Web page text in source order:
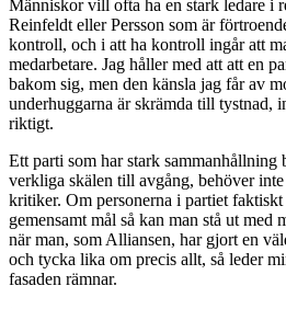
Människor vill ofta ha en stark ledare i
Reinfeldt eller Persson som är
kontroll, och i att ha kontroll ingår att
medarbetare. Jag håller med att att en
bakom sig, men den känsla jag får av
underhuggarna är skrämda till tystnad,
riktigt.
Ett parti som har stark sammanhållning
verkliga skälen till avgång, behöver
kritiker. Om personerna i partiet faktiskt
gemensamt mål så kan man stå ut med
när man, som Alliansen, har gjort en
och tycka lika om precis allt, så leder
fasaden rämnar.